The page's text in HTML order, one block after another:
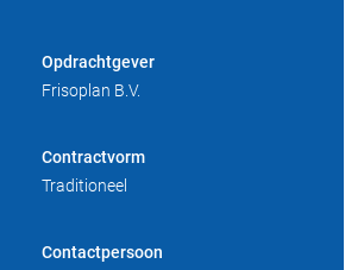
Opdrachtgever
Frisoplan B.V.
Contractvorm
Traditioneel
Contactpersoon